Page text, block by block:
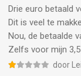
Drie euro betaald
Dit is veel te
Nou, de betaalde
Zelfs voor mijn
door